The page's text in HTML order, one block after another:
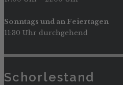
Sonntags und an Feiertagen
11:30 Uhr durchgehend
Schorlestand